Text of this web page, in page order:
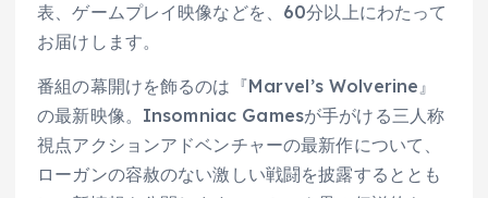
表、ゲームプレイ映像などを、60分以上にわたって
お届けします。
番組の幕開けを飾るのは『Marvel’s Wolverine』
の最新映像。Insomniac Gamesが手がける三人称
視点アクションアドベンチャーの最新作について、
ローガンの容赦のない激しい戦闘を披露するととも